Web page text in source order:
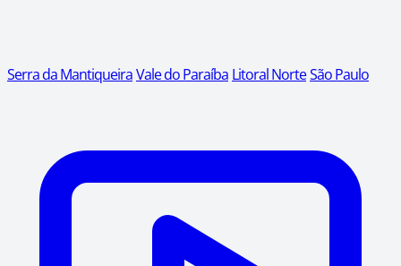
Serra da MantiqueiraVale do Paraíba Litoral NorteSão Paulo